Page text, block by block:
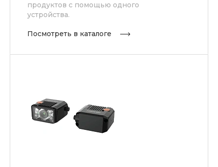
продуктов с помощью одного
устройства.
Посмотреть в каталоге